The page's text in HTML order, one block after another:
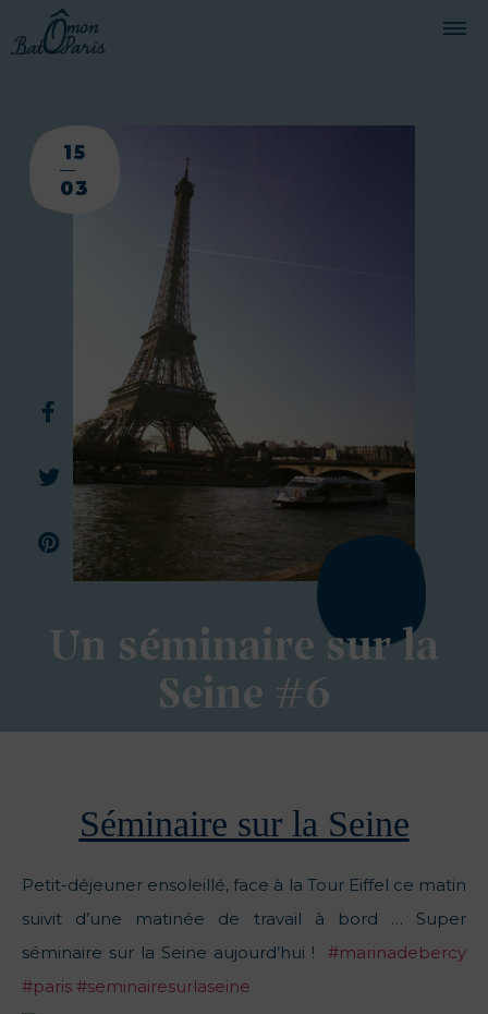
JOURNAL DE BORD
DEMANDER UN DEVIS
15
03
Un séminaire sur la
Seine #6
Séminaire sur la Seine
Petit-déjeuner ensoleillé, face à la Tour Eiffel ce matin
suivit d’une matinée de travail à bord … Super
séminaire sur la Seine aujourd’hui ! ‪#‎marinadebercy‬
‪#‎paris‬ ‪#‎seminairesurlaseine‬